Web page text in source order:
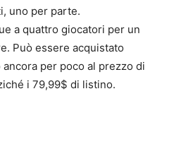
uno per parte.
a quattro giocatori per un
Può essere acquistato
ancora per poco al prezzo di
i 79,99$ di listino.